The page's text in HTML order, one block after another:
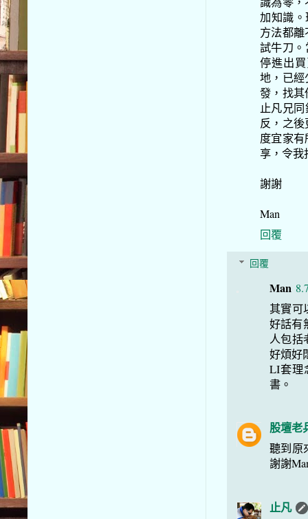
加知識
方法都
試牛刀
停進出
地，已
發，找
止凡兄
反，之
度宜家
享，令我
謝謝
Man
回覆
回覆
Man
其實可
好話有
人包括
好煩好
LI套理
書。
股壇老
聽到原
謝謝
止凡